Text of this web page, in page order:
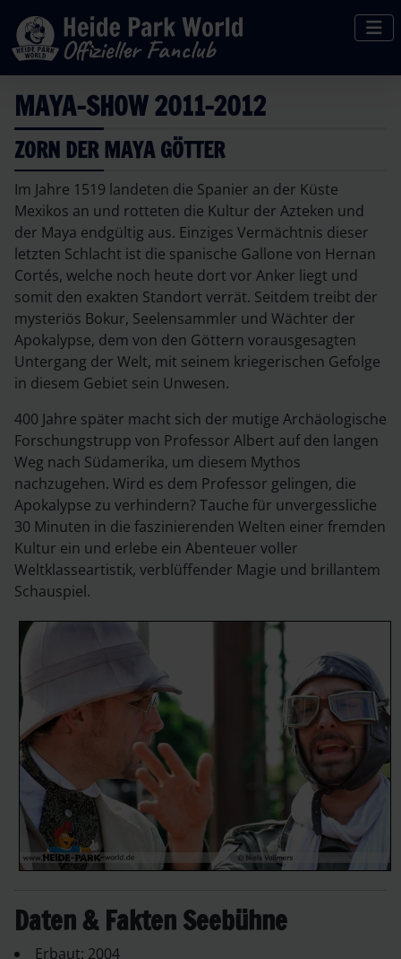
MAYA-SHOW 2011-2012
ZORN DER MAYA GÖTTER
Im Jahre 1519 landeten die Spanier an der Küste
Mexikos an und rotteten die Kultur der Azteken und
der Maya endgültig aus. Einziges Vermächtnis dieser
letzten Schlacht ist die spanische Gallone von Hernan
Cortés, welche noch heute dort vor Anker liegt und
somit den exakten Standort verrät. Seitdem treibt der
mysteriös Bokur, Seelensammler und Wächter der
Apokalypse, dem von den Göttern vorausgesagten
Untergang der Welt, mit seinem kriegerischen Gefolge
in diesem Gebiet sein Unwesen.
400 Jahre später macht sich der mutige Archäologische
Forschungstrupp von Professor Albert auf den langen
Weg nach Südamerika, um diesem Mythos
nachzugehen. Wird es dem Professor gelingen, die
Apokalypse zu verhindern? Tauche für unvergessliche
30 Minuten in die faszinierenden Welten einer fremden
Kultur ein und erlebe ein Abenteuer voller
Weltklasseartistik, verblüffender Magie und brillantem
Schauspiel.
Daten & Fakten Seebühne
Erbaut: 2004